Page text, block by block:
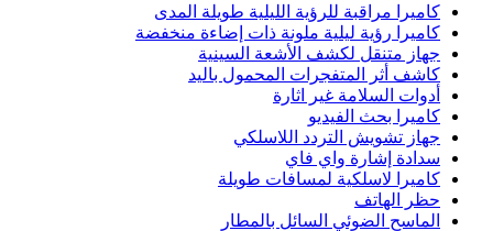
كاميرا مراقبة للرؤية الليلية طويلة المدى
كاميرا رؤية ليلية ملونة ذات إضاءة منخفضة
جهاز متنقل لكشف الأشعة السينية
كاشف أثر المتفجرات المحمول باليد
أدوات السلامة غير اثارة
كاميرا بحث الفيديو
جهاز تشويش التردد اللاسلكي
سدادة إشارة واي فاي
كاميرا لاسلكية لمسافات طويلة
حظر الهاتف
الماسح الضوئي السائل بالمطار